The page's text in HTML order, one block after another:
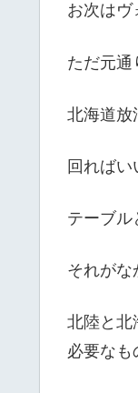
お次はヴ
ただ元通
北海道放
回ればい
テーブル
それがな
北陸と北
必要なも